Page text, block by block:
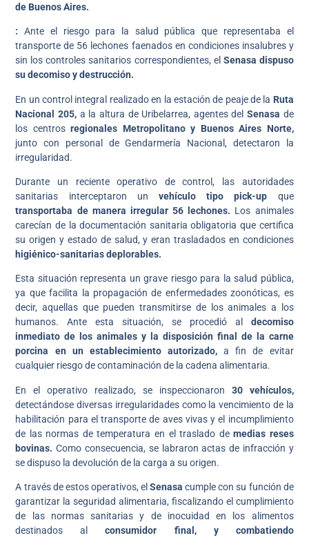
de Buenos Aires.
: Ante el riesgo para la salud pública que representaba el
transporte de 56 lechones faenados en condiciones insalubres y
sin los controles sanitarios correspondientes, el Senasa dispuso
su decomiso y destrucción.
En un control integral realizado en la estación de peaje de la Ruta
Nacional 205, a la altura de Uribelarrea, agentes del Senasa de
los centrosregionales Metropolitano y Buenos Aires Norte,
junto con personal de Gendarmería Nacional, detectaron la
irregularidad.
Durante un reciente operativo de control, las autoridades
sanitarias interceptaron un vehículo tipo pick-up que
transportaba de manera irregular 56 lechones. Los animales
carecían de la documentación sanitaria obligatoria que certifica
su origen y estado de salud, y eran trasladados en condiciones
higiénico-sanitarias deplorables.
Esta situación representa un grave riesgo para la salud pública,
ya que facilita la propagación de enfermedades zoonóticas, es
decir, aquellas que pueden transmitirse de los animales a los
humanos. Ante esta situación, se procedió al
decomiso
inmediato de los animales y la disposición final de la carne
porcina en un establecimiento autorizado, a fin de evitar
cualquier riesgo de contaminación de la cadena alimentaria.
En el operativo realizado, se inspeccionaron 30 vehículos,
detectándose diversas irregularidades como la vencimiento de la
habilitación para el transporte de aves vivas y el incumplimiento
de las normas de temperatura en el traslado demedias reses
bovinas.Como consecuencia, se labraron actas de infracción y
se dispuso la devolución de la carga a su origen.
A través de estos operativos, elSenasacumple con su función de
garantizar la seguridad alimentaria, fiscalizando el cumplimiento
de las normas sanitarias y de inocuidad en los alimentos
destinados alconsumidor final, y combatiendo